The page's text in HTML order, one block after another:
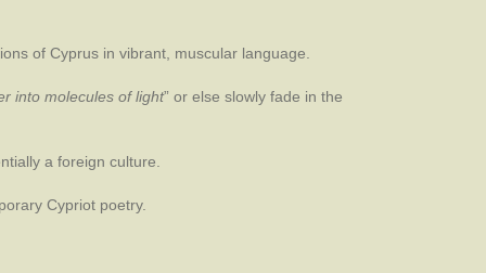
of Cyprus in vibrant, muscular language.
into molecules of light” or else slowly fade in the
a foreign culture.
Cypriot poetry.